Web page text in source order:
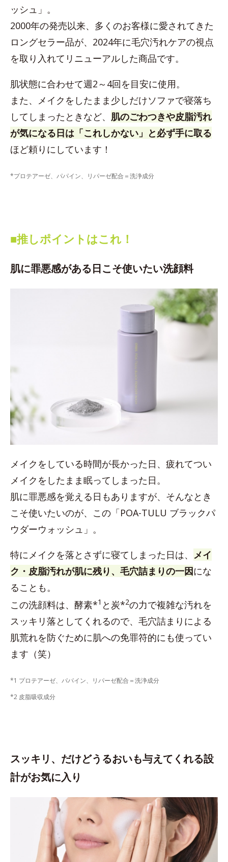
ッシュ」。
2000年の発売以来、多くのお客様に愛されてきた
ロングセラー品が、2024年に毛穴汚れケアの視点
を取り入れてリニューアルした商品です。
肌状態に合わせて週2～4回を目安に使用。
また、メイクをしたまま少しだけソファで寝落ち
してしまったときなど、 肌のごわつきや皮脂汚れ
が気になる日は「これしかない」と必ず手に取る
ほど頼りにしています！
*プロテアーゼ、パパイン、リパーゼ配合＝洗浄成分
■推しポイントはこれ！
肌に罪悪感がある日こそ使いたい洗顔料
メイクをしている時間が長かった日、疲れてつい
メイクをしたまま眠ってしまった日。
肌に罪悪感を覚える日もありますが、そんなとき
こそ使いたいのが、この「POA-TULU ブラックパ
ウダーウォッシュ」。
特にメイクを落とさずに寝てしまった日は、 メイ
ク・皮脂汚れが肌に残り、毛穴詰まりの一因にな
ることも。
この洗顔料は、酵素*1 と炭*2の力で複雑な汚れを
スッキリ落としてくれるので、毛穴詰まりによる
肌荒れを防ぐために肌への免罪符的にも使ってい
ます（笑）
*1 プロテアーゼ、パパイン、リパーゼ配合＝洗浄成分
*2 皮脂吸収成分
スッキリ、だけどうるおいも与えてくれる設
計がお気に入り